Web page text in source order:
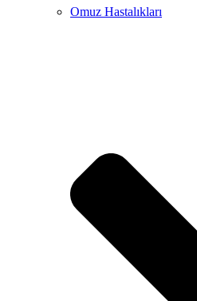
Omuz Hastalıkları